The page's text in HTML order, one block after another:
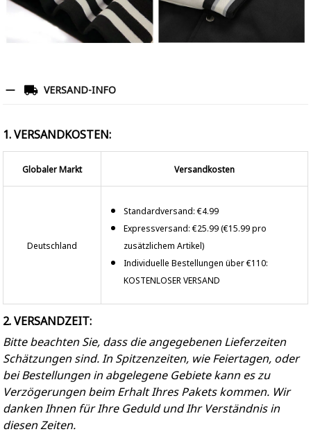
VERSAND-INFO
1. VERSANDKOSTEN:
Globaler Markt Versandkosten
Deutschland
Standardversand: €4.99
Expressversand: €25.99 (€15.99 pro
zusätzlichem Artikel)
Individuelle Bestellungen über €110:
KOSTENLOSER VERSAND
2. VERSANDZEIT:
Bitte beachten Sie, dass die angegebenen Lieferzeiten
Schätzungen sind. In Spitzenzeiten, wie Feiertagen, oder
bei Bestellungen in abgelegene Gebiete kann es zu
Verzögerungen beim Erhalt Ihres Pakets kommen. Wir
danken Ihnen für Ihre Geduld und Ihr Verständnis in
diesen Zeiten.